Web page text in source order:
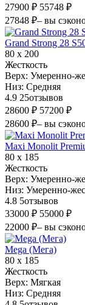
27900 ₽ 55748 ₽
27848 ₽– вы
Grand Strong 28
80 х 200
Жесткость
Верх: Умеренно-
Низ: Средняя
4.9 25отзывов
28600 ₽ 57200 ₽
28600 ₽– вы
Maxi Monolit
80 х 185
Жесткость
Верх: Умеренно-
Низ: Умеренно-
4.8 5отзывов
33000 ₽ 55000 ₽
22000 ₽– вы
Mega (Мега)
80 х 185
Жесткость
Верх: Мягкая
Низ: Средняя